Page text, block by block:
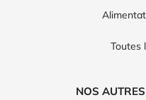
Toutes
NOS